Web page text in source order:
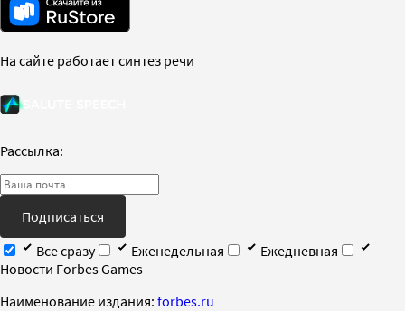
На сайте работает синтез речи
Рассылка:
Подписаться
Все сразу
Еженедельная
Ежедневная
Новости Forbes Games
Наименование издания: forbes.ru